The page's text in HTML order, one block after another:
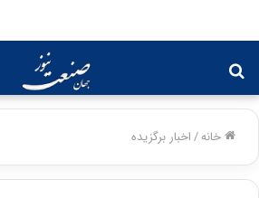
برای
خانه/اخبار برگزیده